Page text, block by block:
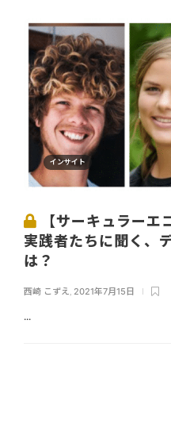
インサイト
【サーキュラーエ
実践者たちに聞く、
は？
西崎 こずえ, 2021年7月15日
...